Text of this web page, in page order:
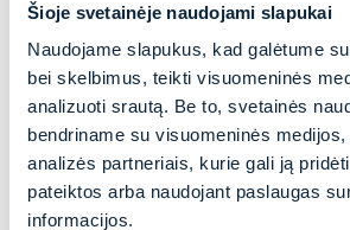
Šioje svetainėje naudojami slapukai
Naudojame slapukus, kad galėtume
bei skelbimus, teikti visuomeninės
analizuoti srautą. Be to, svetainės
bendriname su visuomeninės
analizės partneriais, kurie gali ją
pateiktos arba naudojant paslaugas
informacijos.
2025-08-12
Daugiafunkcinės šaudyklos Rūdninkų
projektavimo ir statybos darbai